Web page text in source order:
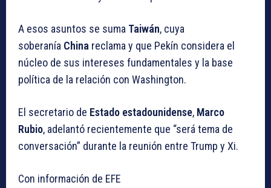
A esos asuntos se suma Taiwán, cuya
soberanía China reclama y que Pekín considera el
núcleo de sus intereses fundamentales y la base
política de la relación con Washington.
El secretario de Estado estadounidense, Marco
Rubio, adelantó recientemente que “será tema de
conversación” durante la reunión entre Trump y Xi.
Con información de EFE